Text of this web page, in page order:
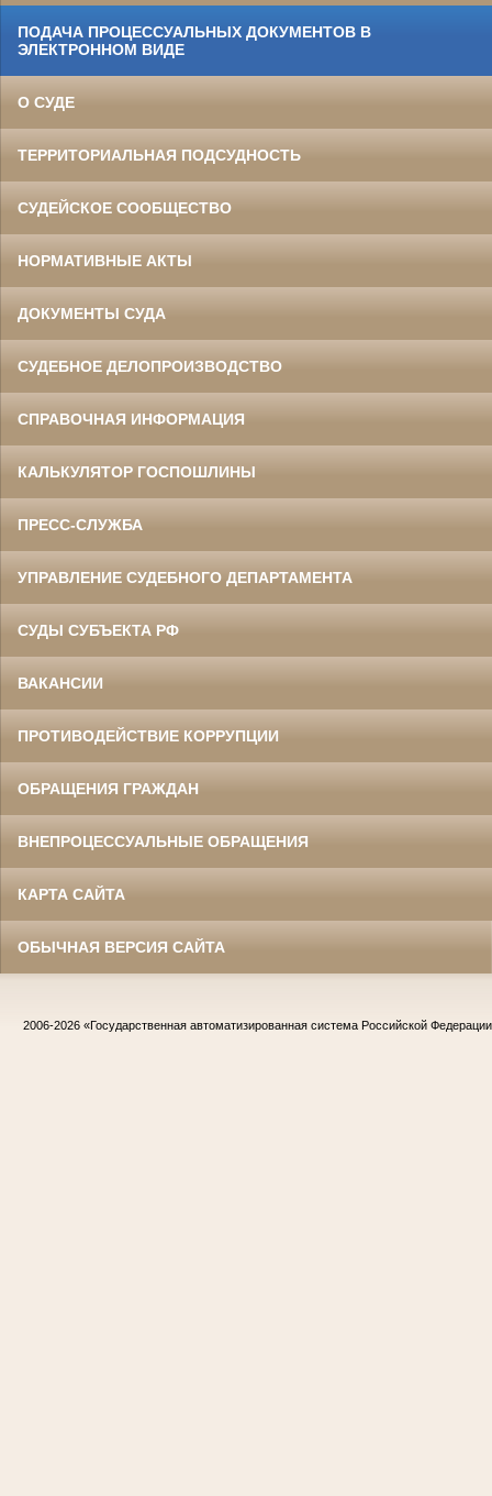
ПОДАЧА ПРОЦЕССУАЛЬНЫХ ДОКУМЕНТОВ В
ЭЛЕКТРОННОМ ВИДЕ
О СУДЕ
ТЕРРИТОРИАЛЬНАЯ ПОДСУДНОСТЬ
СУДЕЙСКОЕ СООБЩЕСТВО
НОРМАТИВНЫЕ АКТЫ
ДОКУМЕНТЫ СУДА
СУДЕБНОЕ ДЕЛОПРОИЗВОДСТВО
СПРАВОЧНАЯ ИНФОРМАЦИЯ
КАЛЬКУЛЯТОР ГОСПОШЛИНЫ
ПРЕСС-СЛУЖБА
УПРАВЛЕНИЕ СУДЕБНОГО ДЕПАРТАМЕНТА
СУДЫ СУБЪЕКТА РФ
ВАКАНСИИ
ПРОТИВОДЕЙСТВИЕ КОРРУПЦИИ
ОБРАЩЕНИЯ ГРАЖДАН
ВНЕПРОЦЕССУАЛЬНЫЕ ОБРАЩЕНИЯ
КАРТА САЙТА
ОБЫЧНАЯ ВЕРСИЯ САЙТА
2006-2026 «Государственная автоматизированная система Российской